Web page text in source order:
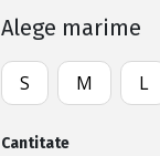
Alege marime
S M L
Cantitate